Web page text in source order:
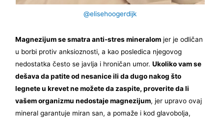
@elisehoogerdijk
Magnezijum se smatra anti-stres mineralom jer je odličan
u borbi protiv anksioznosti, a kao posledica njegovog
nedostatka često se javlja i hroničan umor.Ukoliko vam se
dešava da patite od nesanice ili da dugo nakog što
legnete u krevet ne možete da zaspite, proverite da li
vašem organizmu nedostaje magnezijum, jer upravo ovaj
mineral garantuje miran san, a pomaže i kod glavobolja,